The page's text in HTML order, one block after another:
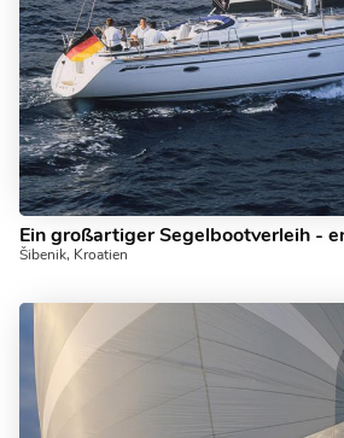
Šibenik, Kroatien